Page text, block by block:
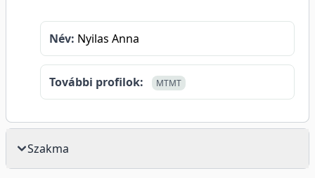
Név: Nyilas Anna
További profilok: MTMT
Szakma